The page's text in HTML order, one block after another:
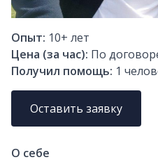
Опыт: 10+ лет
Цена (за час): По
Получил помощь: 1
Оставить заявку
О себе